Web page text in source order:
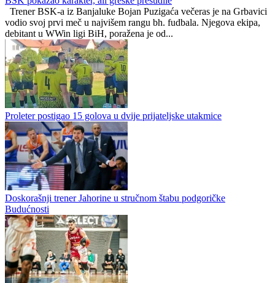
Banja Luka bolja od Borca
Republika Srpska
1 0
BSK pokazao karakter, ali greške presudile
Trener BSK‑a iz Banjaluke Bojan Puzigaća večeras je na Grbavici
vodio svoj prvi meč u najvišem rangu bh. fudbala. Njegova ekipa,
debitant u WWin ligi BiH, poražena je od...